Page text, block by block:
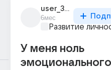
user_309671691
6мес
Развитие
У меня ноль
эмоционального